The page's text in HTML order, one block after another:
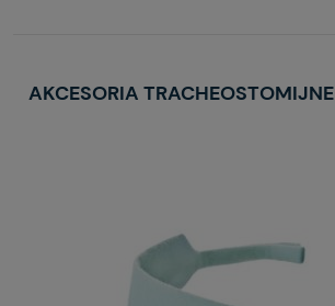
AKCESORIA TRACHEOSTOMIJNE